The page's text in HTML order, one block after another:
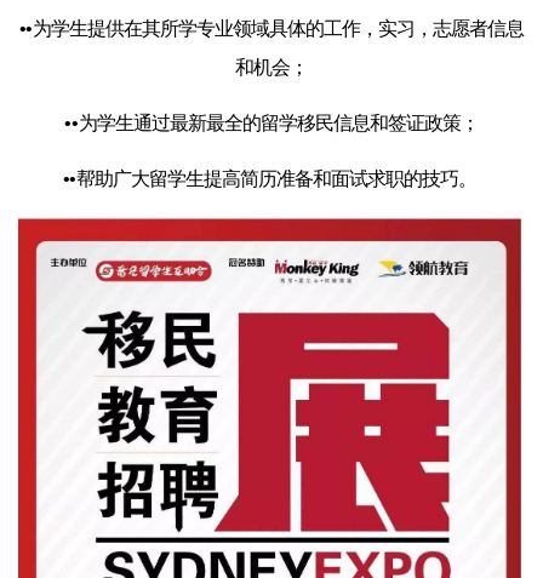
••为学生提供在其所学专业领域具体的工作，实习，志愿者信息
和机会；
••为学生通过最新最全的留学移民信息和签证政策；
••帮助广大留学生提高简历准备和面试求职的技巧。